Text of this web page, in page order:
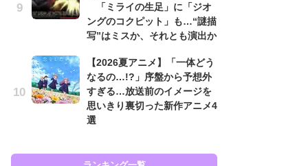
「ミライの生足」に「ジオ
ングのコクピット」も…“謎描
写”はミスか、それとも演出か
【2026夏アニメ】「一体どう
なるの…!?」序盤から予想外
すぎる…放送前のイメージを
思いきり裏切った新作アニメ4
選